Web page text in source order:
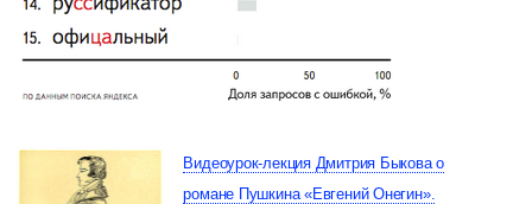
Видеоурок-лекция Дмитрия Быкова о
романе Пушкина «Евгений Онегин».